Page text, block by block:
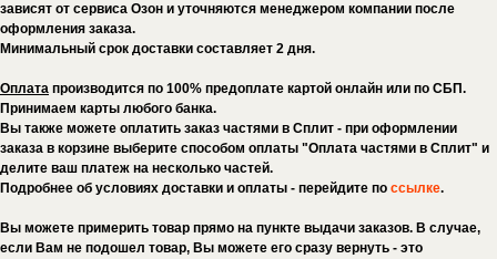
зависят от сервиса Озон и уточняются менеджером компании после
оформления заказа.
Минимальный срок доставки составляет 2 дня.
Оплата производится по 100% предоплате картой онлайн или по СБП.
Принимаем карты любого банка.
Вы также можете оплатить заказ частями в Сплит - при оформлении
заказа в корзине выберите способом оплаты "Оплата частями в Сплит" и
делите ваш платеж на несколько частей.
Подробнее об условиях доставки и оплаты - перейдите по ссылке.
Вы можете примерить товар прямо на пункте выдачи заказов. В случае,
если Вам не подошел товар, Вы можете его сразу вернуть - это